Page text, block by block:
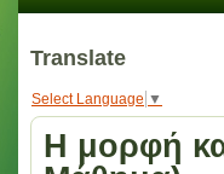
Translate
Select Language ▼
Η μορφή